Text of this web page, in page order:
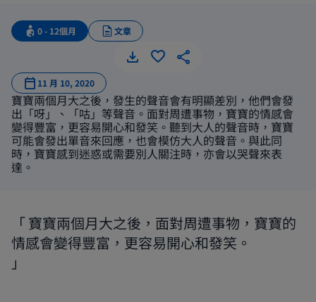
0 - 12個月 文章
11 月 10, 2020
寶寶兩個月大之後，發生的聲音會有明顯差別，他們會發
出「呀」、「咕」等聲音。面對周遭事物，寶寶的情感會
變得豐富，更容易開心和發笑。聽到大人的聲音時，寶寶
可能會發出單音來回應，也會模仿大人的聲音。與此同
時，寶寶感到迷惑或需要別人關注時，亦會以哭聲來表
達。
寶寶兩個月大之後，面對周遭事物，寶寶的
情感會變得豐富，更容易開心和發笑。